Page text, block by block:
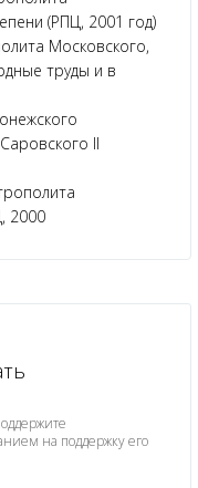
(РПЦ, 2001 год)
Московского,
труды и в
II
2000
на поддержку его